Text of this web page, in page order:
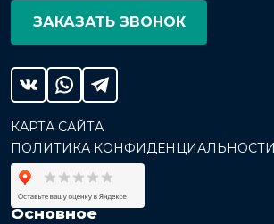
ЗАКАЗАТЬ ЗВОНОК
КАРТА САЙТА
ПОЛИТИКА КОНФИДЕНЦИАЛЬНОСТИ
Основное